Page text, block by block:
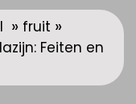
» fruit »
Feiten en